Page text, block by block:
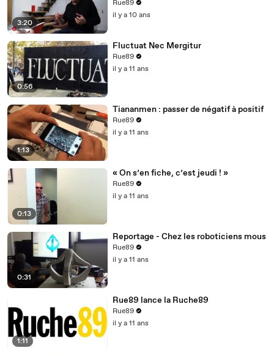
3:20
Rue89
il y a 10 ans
0:56
Fluctuat Nec Mergitur
Rue89
il y a 11 ans
1:13
Tiananmen : passer de négatif à positif
Rue89
il y a 11 ans
0:13
« On s’en fiche, c’est jeudi ! »
Rue89
il y a 11 ans
0:31
Reportage - Chez les roboticiens mous
Rue89
il y a 11 ans
1:11
Rue89 lance la Ruche89
Rue89
il y a 11 ans